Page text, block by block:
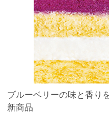
ブルーベリーの味と香り
新商品